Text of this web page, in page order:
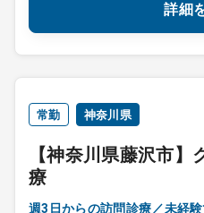
詳細
常勤 神奈川県
【神奈川県藤沢市
療
週3日からの訪問診療／未経